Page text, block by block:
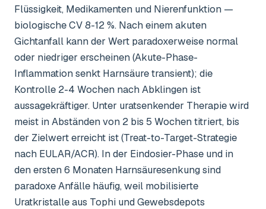
Flüssigkeit, Medikamenten und Nierenfunktion —
biologische CV 8-12 %. Nach einem akuten
Gichtanfall kann der Wert paradoxerweise normal
oder niedriger erscheinen (Akute-Phase-
Inflammation senkt Harnsäure transient); die
Kontrolle 2-4 Wochen nach Abklingen ist
aussagekräftiger. Unter uratsenkender Therapie wird
meist in Abständen von 2 bis 5 Wochen titriert, bis
der Zielwert erreicht ist (Treat-to-Target-Strategie
nach EULAR/ACR). In der Eindosier-Phase und in
den ersten 6 Monaten Harnsäuresenkung sind
paradoxe Anfälle häufig, weil mobilisierte
Uratkristalle aus Tophi und Gewebsdepots